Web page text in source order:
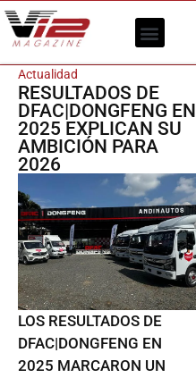
Actualidad
RESULTADOS DE
DFAC|DONGFENG EN
2025 EXPLICAN SU
AMBICIÓN PARA
2026
LOS RESULTADOS DE
DFAC|DONGFENG EN
2025 MARCARON UN